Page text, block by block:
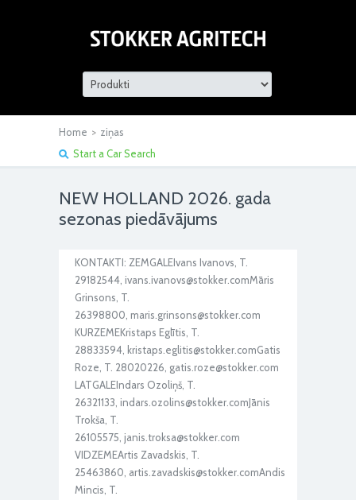
Home > ziņas
Start a Car Search
NEW HOLLAND 2026. gada
sezonas piedāvājums
KONTAKTI: ZEMGALEIvans Ivanovs, T.
29182544, ivans.ivanovs@stokker.comMāris
Grinsons, T.
26398800, maris.grinsons@stokker.com
KURZEMEKristaps Eglītis, T.
28833594, kristaps.eglitis@stokker.comGatis
Roze, T. 28020226, gatis.roze@stokker.com
LATGALEIndars Ozoliņš, T.
26321133, indars.ozolins@stokker.comJānis
Trokša, T.
26105575, janis.troksa@stokker.com
VIDZEMEArtis Zavadskis, T.
25463860, artis.zavadskis@stokker.comAndis
Mincis, T.